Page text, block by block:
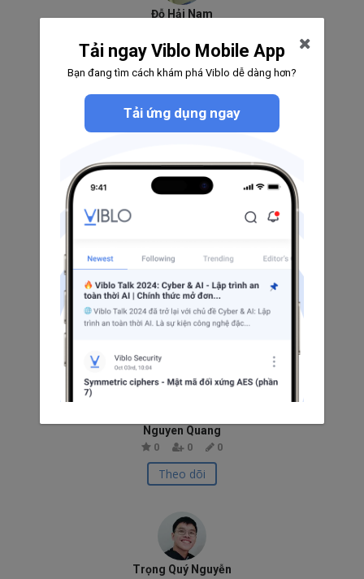
Đỗ Hải Nam
Theo dõi
0 0 0
Theo dõi
Hồng Văn Chướng
0 0 0
Nguyen Quang
0 0 0
Theo dõi
Trọng Quý Nguyễn
Tải ngay Viblo Mobile App
Bạn đang tìm cách khám phá Viblo dễ dàng hơn?
Tải ứng dụng ngay